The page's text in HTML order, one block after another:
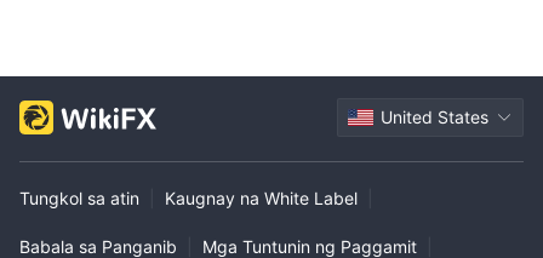
United States
Tungkol sa atin Kaugnay na White Label
Babala sa Panganib Mga Tuntunin ng Paggamit